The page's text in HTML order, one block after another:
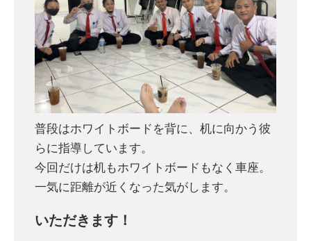
普段はホワイトボードを背に、机に向かう彼
らに指導しています。
今回だけは机もホワイトボードもなく車座。
一気に距離が近くなった気がします。
いただきます！